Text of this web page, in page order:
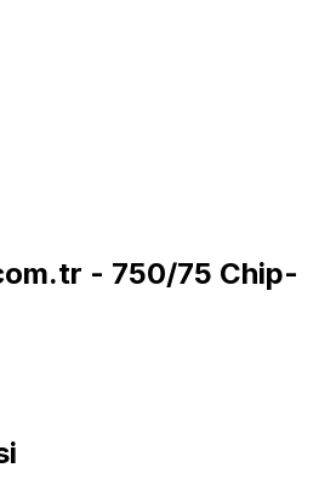
- 750/75 Chip-